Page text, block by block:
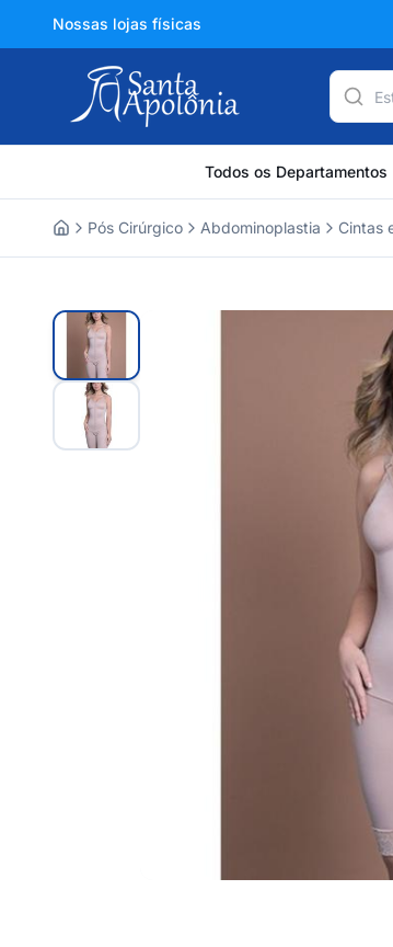
Nossas lojas físicas
Todos os Departamentos
Pós Cirúrgico Abdominoplastia Cintas